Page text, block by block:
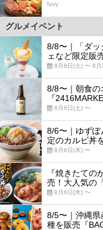
favy
グルメイベント
8/8〜｜「ダッ
ェなど限定販
8月8日(土) 〜 8月
8/8〜｜朝食
『
8月8日(土) 〜
8/6〜｜ゆずぽ
定のカルビ丼
8月6日(木) 〜
『焼きたての
売！大人気の
8月6日(木) 〜
8/5〜｜沖縄県
種を販売『